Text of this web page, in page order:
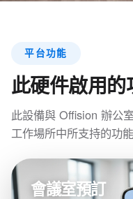
平台功能
此硬件啟用的
此設備與 Offision 辦公
工作場所中所支持的功
會議室預訂